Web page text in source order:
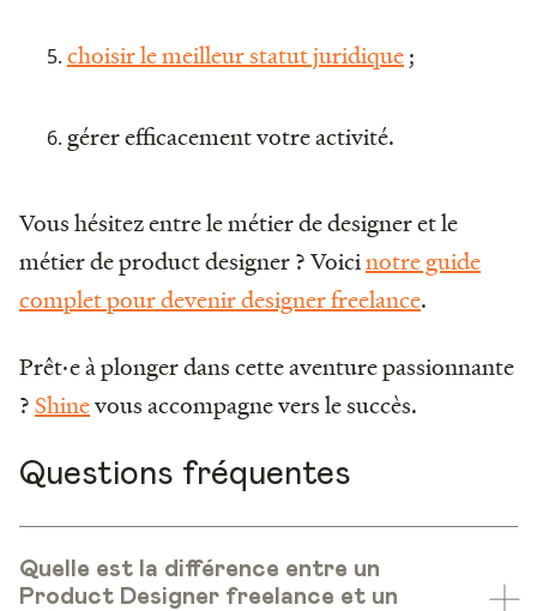
choisir le meilleur statut juridique;
gérer efficacement votre activité.
Vous hésitez entre le métier de designer et le
métier de product designer ? Voicinotre guide
complet pour devenir designer freelance.
Prêt·e à plonger dans cette aventure passionnante
?Shinevous accompagne vers le succès.
Questions fréquentes
Quelle est la différence entre un
Product Designer freelance et un